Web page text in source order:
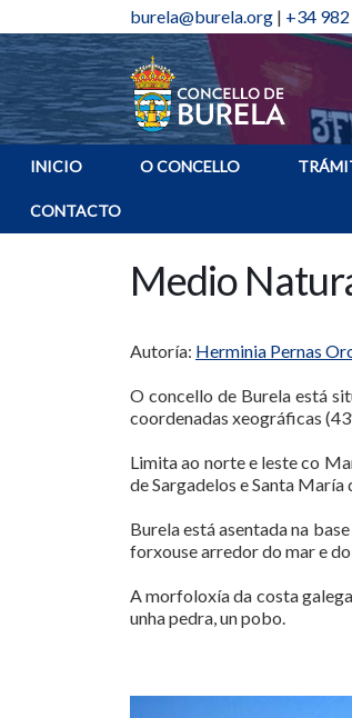
burela@burela.org | +34
INICIO O CONCELLO
CONTACTO
Medio
Autoría: Herminia Pernas
O concello de Burela está
coordenadas xeográficas
Limita ao norte e leste co
de Sargadelos e Santa
Burela está asentada na
forxouse arredor do mar e
A morfoloxía da costa
unha pedra, un pobo.